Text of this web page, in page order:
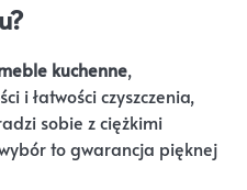
kuchenne,
i łatwości czyszczenia,
sobie z ciężkimi
to gwarancja pięknej